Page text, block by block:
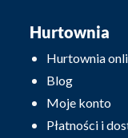
Hurtownia
Hurtownia
Blog
Moje konto
Płatności i